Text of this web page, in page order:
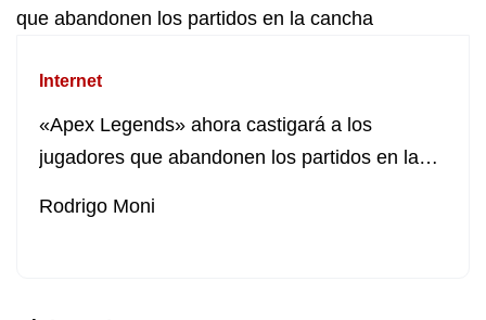
Internet
«Apex Legends» ahora castigará a los
jugadores que abandonen los partidos en la
Rodrigo Moni